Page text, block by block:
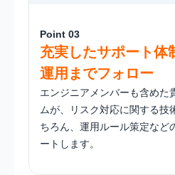
Point 03
充実したサポート体
運用までフォロー
エンジニアメンバーも含めた
ムが、リスク対応に関する技
ちろん、運用ルール策定など
ートします。